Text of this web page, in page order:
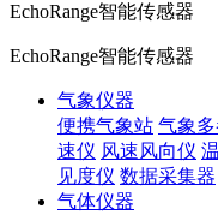
EchoRange智能传感器
EchoRange智能传感器
气象仪器
便携气象站 气象
速仪 风速风向仪
见度仪 数据采集器
气体仪器